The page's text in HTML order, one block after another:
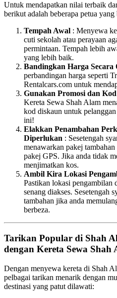
Untuk mendapatkan nilai terbaik
berikut adalah beberapa petua yang
Tempah Awal : Menyewa
cuti sekolah atau perayaan
permintaan. Tempah lebih
yang lebih baik.
Bandingkan Harga Secara
perbandingan harga seperti
Rentalcars.com untuk
Gunakan Promosi dan
Kereta Sewa Shah Alam
kod diskaun untuk
ini!
Elakkan Penambahan
Diperlukan : Sesetengah
menawarkan pakej
pakej GPS. Jika anda tidak
menjimatkan kos.
Ambil Kira Lokasi
Pastikan lokasi pengambilan
senang diakses. Sesetengah
tambahan jika anda
berbeza.
Tarikan Popular di Shah
dengan Kereta Sewa Shah
Dengan menyewa kereta di Shah
pelbagai tarikan menarik dengan
destinasi yang patut dilawati: